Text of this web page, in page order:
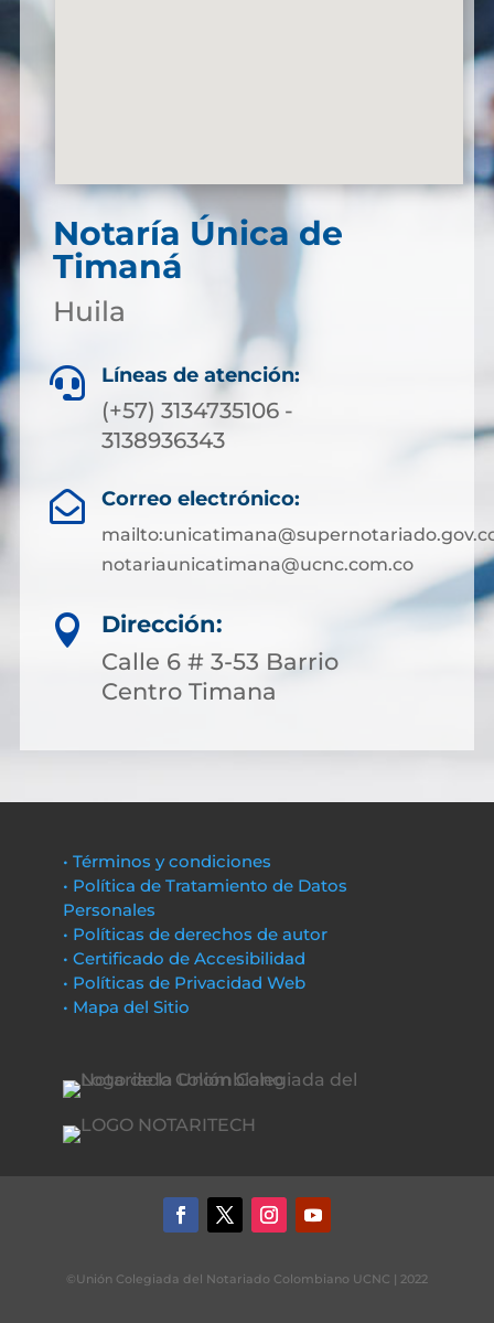
Notaría Única de
Timaná
Huila
 Líneas de atención:
(+57) 3134735106 -
3138936343
 Correo electrónico:
notariaunicatimana@ucnc.com.co

Dirección:
Calle 6 # 3-53 Barrio
Centro Timana
• Términos y condiciones
• Política de Tratamiento de Datos
Personales
• Políticas de derechos de autor
• Certificado de Accesibilidad
• Políticas de Privacidad Web
• Mapa del Sitio
©Unión Colegiada del Notariado Colombiano UCNC | 2022